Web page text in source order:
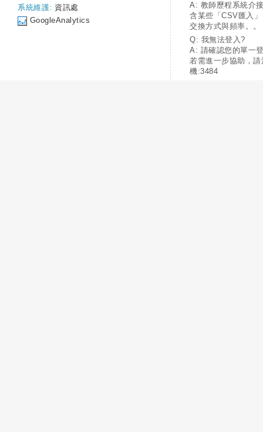
系統維護: 資訊處
GoogleAnalytics
A: 教師歷程系統介
含某些「CSV匯入
交換方式與頻率。。
Q: 我無法登入?
A: 請確認您的單一
若需進一步協助，
機:3484